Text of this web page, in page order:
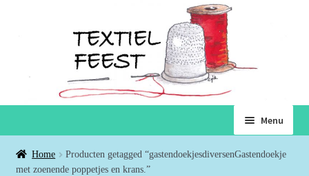
naar
navigatie
de
inhoud
Menu
HomeHome
Producten getagged “gastendoekjesdiversenGastendoekje
met zoenende poppetjes en krans.”